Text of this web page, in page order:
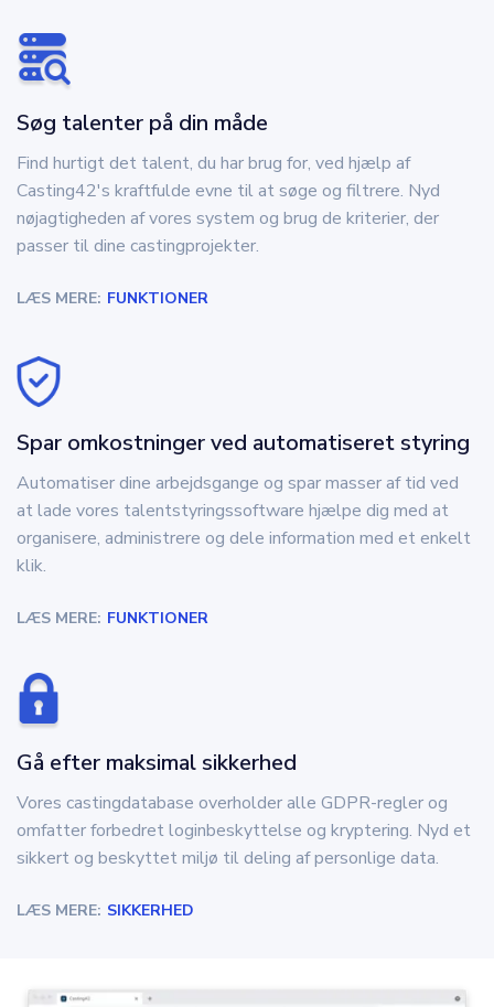
Søg talenter på din måde
Find hurtigt det talent, du har brug for, ved hjælp af
Casting42's kraftfulde evne til at søge og filtrere. Nyd
nøjagtigheden af vores system og brug de kriterier, der
passer til dine castingprojekter.
LÆS MERE: FUNKTIONER
Spar omkostninger ved automatiseret styring
Automatiser dine arbejdsgange og spar masser af tid ved
at lade vores talentstyringssoftware hjælpe dig med at
organisere, administrere og dele information med et enkelt
klik.
LÆS MERE: FUNKTIONER
Gå efter maksimal sikkerhed
Vores castingdatabase overholder alle GDPR-regler og
omfatter forbedret loginbeskyttelse og kryptering. Nyd et
sikkert og beskyttet miljø til deling af personlige data.
LÆS MERE: SIKKERHED